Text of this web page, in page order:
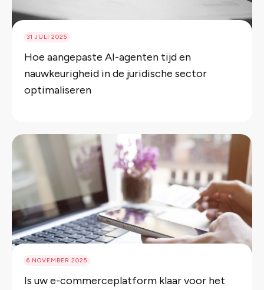
31 JULI 2025
Hoe aangepaste AI-agenten tijd en
nauwkeurigheid in de juridische sector
optimaliseren
6 NOVEMBER 2025
Is uw e-commerceplatform klaar voor het